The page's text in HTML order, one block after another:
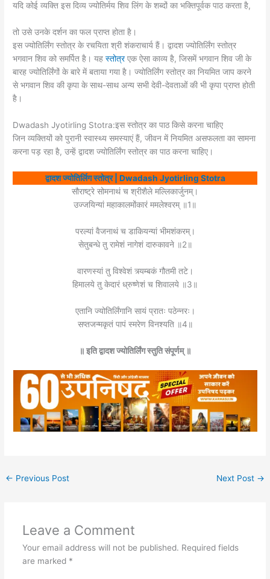
यदि कोई व्यक्ति इस दिव्य ज्योतिर्मय शिव लिंग के शब्दों का भक्तिपूर्वक पाठ करता है,
तो उसे उनके दर्शन का फल प्राप्त होता है।
इस ज्योतिर्लिंग स्तोत्र के रचयिता श्री शंकराचार्य हैं। द्वादश ज्योतिर्लिंग स्तोत्र
भगवान शिव को समर्पित है। यहस्तोत्रएक ऐसा काव्य है, जिसमें भगवान शिव जी के
बारह ज्योतिर्लिंगों के बारे में बताया गया है। ज्योतिर्लिंग स्तोत्र का नियमित जाप करने
से भगवान शिव की कृपा के साथ-साथ अन्य सभी देवी-देवताओं की भी कृपा प्राप्त होती
है।
Dwadash Jyotirling Stotra:इस स्तोत्र का पाठ किसे करना चाहिए
जिन व्यक्तियों को पुरानी स्वास्थ्य समस्याएं हैं, जीवन में नियमित असफलता का सामना
करना पड़ रहा है, उन्हें द्वादश ज्योतिर्लिंग स्तोत्र का पाठ करना चाहिए।
द्वादश ज्योतिर्लिग स्तोत्र | Dwadash Jyotirling Stotra
सौराष्ट्रे सोमनाथं च श्रीशैले मल्लिकार्जुनम्‌।
उज्जयिन्यां महाकालमोंकारं ममलेश्वरम्‌ ॥1॥
परल्यां वैजनाथं च डाकियन्यां भीमशंकरम्‌।
सेतुबन्धे तु रामेशं नागेशं दारुकावने ॥2॥
वारणस्यां तु विश्वेशं त्र्यम्बकं गौतमी तटे।
हिमालये तु केदारं ध्रुष्णेशं च शिवालये ॥3॥
एतानि ज्योतिर्लिंगानि सायं प्रातः पठेन्नरः।
सप्तजन्मकृतं पापं स्मरेण विनश्यति ॥4॥
॥ इति द्वादश ज्योतिर्लिंग स्तुति संपूर्णम्‌ ॥
← Previous Post Next Post →
Leave a Comment
Your email address will not be published. Required fields
are marked *